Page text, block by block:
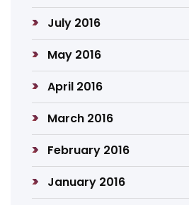
July 2016
May 2016
April 2016
March 2016
February 2016
January 2016